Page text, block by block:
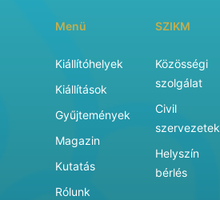
Menü
Kiállítóhelyek
Kiállítások
Gyűjtemények
Magazin
Kutatás
Rólunk
SZIKM
Közösségi
szolgálat
Civil
szervezetek
Helyszín
bérlés